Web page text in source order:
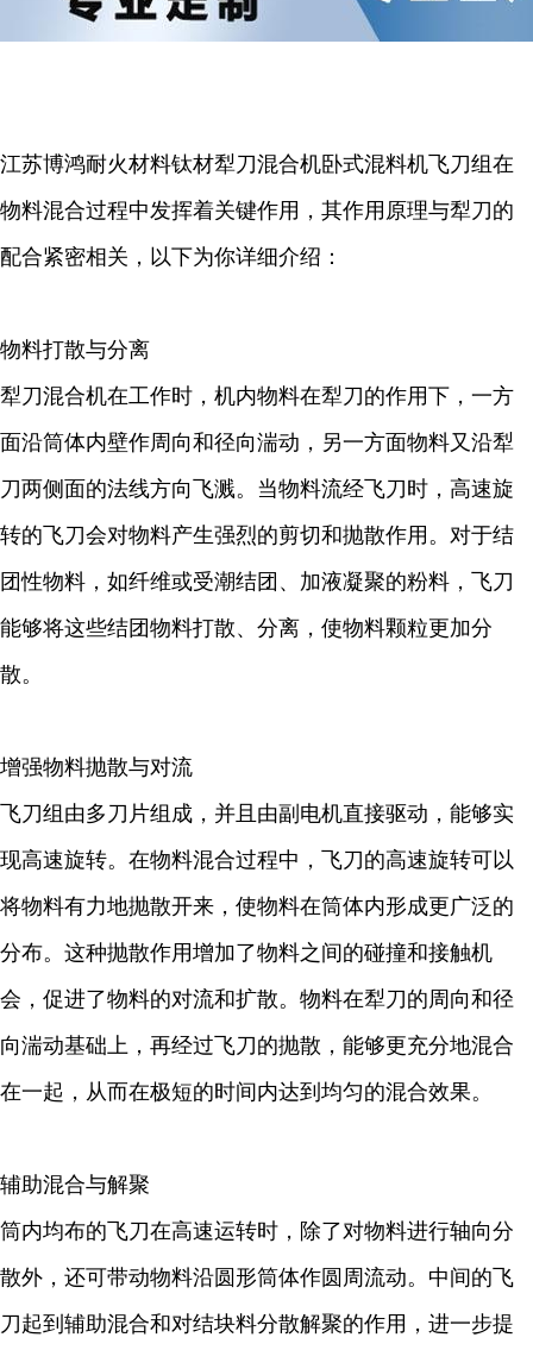
江苏博鸿耐火材料钛材犁刀混合机卧式混料机飞刀组在
物料混合过程中发挥着关键作用，其作用原理与犁刀的
配合紧密相关，以下为你详细介绍：
物料打散与分离
犁刀混合机在工作时，机内物料在犁刀的作用下，一方
面沿筒体内壁作周向和径向湍动，另一方面物料又沿犁
刀两侧面的法线方向飞溅。当物料流经飞刀时，高速旋
转的飞刀会对物料产生强烈的剪切和抛散作用。对于结
团性物料，如纤维或受潮结团、加液凝聚的粉料，飞刀
能够将这些结团物料打散、分离，使物料颗粒更加分
散。
增强物料抛散与对流
飞刀组由多刀片组成，并且由副电机直接驱动，能够实
现高速旋转。在物料混合过程中，飞刀的高速旋转可以
将物料有力地抛散开来，使物料在筒体内形成更广泛的
分布。这种抛散作用增加了物料之间的碰撞和接触机
会，促进了物料的对流和扩散。物料在犁刀的周向和径
向湍动基础上，再经过飞刀的抛散，能够更充分地混合
在一起，从而在极短的时间内达到均匀的混合效果。
辅助混合与解聚
筒内均布的飞刀在高速运转时，除了对物料进行轴向分
散外，还可带动物料沿圆形筒体作圆周流动。中间的飞
刀起到辅助混合和对结块料分散解聚的作用，进一步提